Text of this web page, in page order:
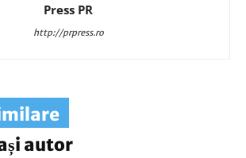
Press PR
http://prpress.ro
autor